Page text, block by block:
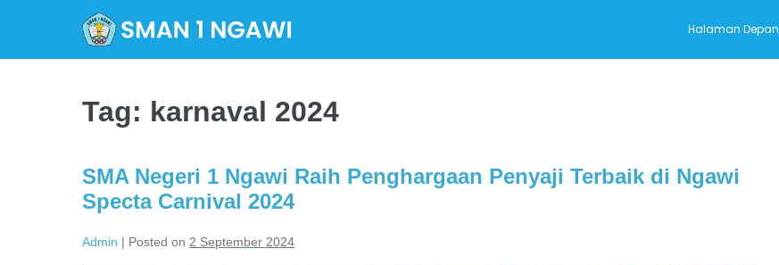
content
Halaman Depan
Tag: karnaval 2024
SMA Negeri 1 Ngawi Raih Penghargaan Penyaji Terbaik di Ngawi
Specta Carnival 2024
Admin | Posted on 2 September 2024